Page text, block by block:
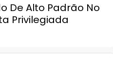
De Alto Padrão No
Privilegiada